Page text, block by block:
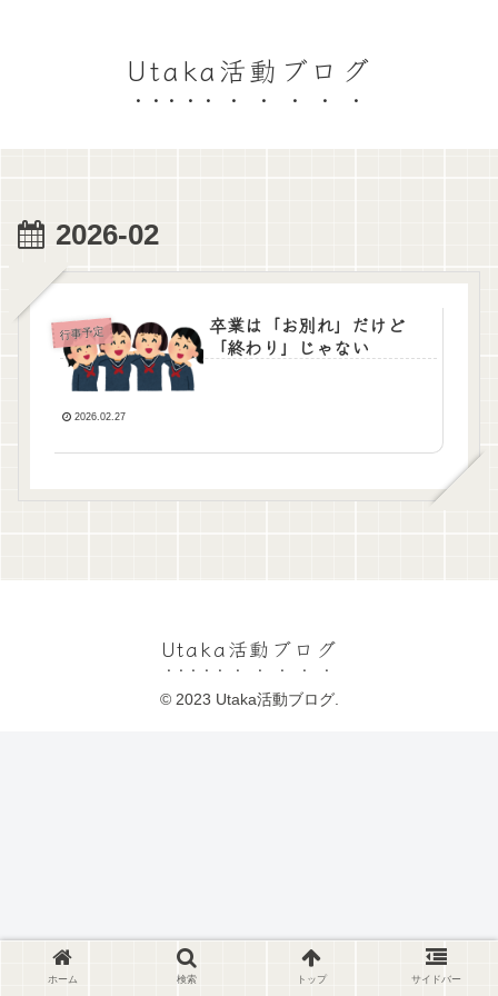
Utaka活動ブログ
2026-02
行事予定
卒業は「お別れ」だけど
「終わり」じゃない
2026.02.27
Utaka活動ブログ
© 2023 Utaka活動ブログ.
ホーム 検索 トップ サイドバー